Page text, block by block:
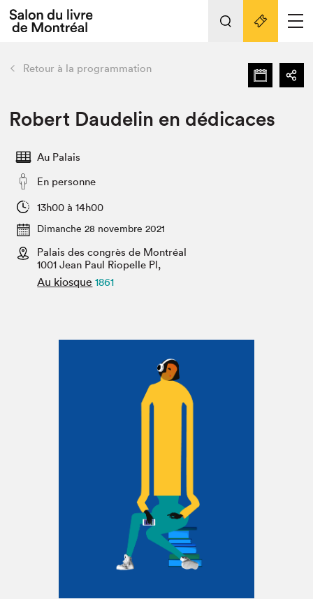
Espace médias
Espace exposant⋅e⋅s
Tout sur l'édition 2022
Actualités
Vidéos et Balados
Club de lecture Braindate
retour Nos activités
Édition 2022
Planifier sa visite
Projets partenaires 2022
Archives
Liens pratiques
Retour à la programmation
Robert Daudelin en dédicaces
Au Palais
En personne
13h00 à 14h00
Dimanche 28 novembre 2021
Palais des congrès de Montréal
1001 Jean Paul Riopelle Pl,
Au kiosque 1861